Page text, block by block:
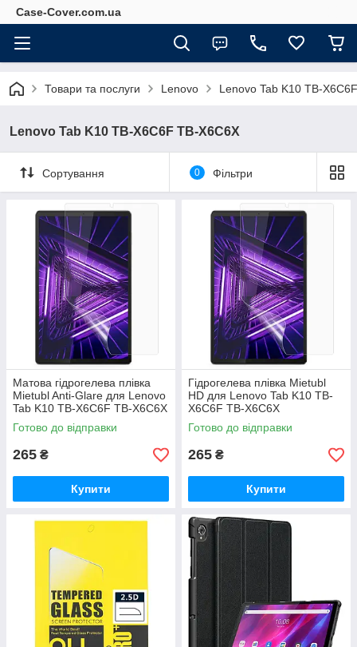
Case-Cover.com.ua
Товари та послуги Lenovo Lenovo Tab K10 TB-
Lenovo Tab K10 TB-X6C6F TB-X6C6X
Сортування 0 Фільтри
Матова гідрогелева плівка
Mietubl Anti-Glare для Lenovo
Tab K10 TB-X6C6F TB-X6C6X
Готово до відправки
265 ₴
Купити
Гідрогелева плівка Mietubl
HD для Lenovo Tab K10 TB-
X6C6F TB-X6C6X
Готово до відправки
265 ₴
Купити